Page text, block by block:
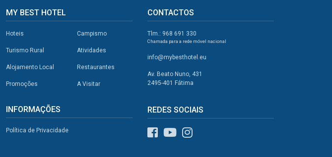
MY BEST HOTEL
Hoteis
Turismo Rural
Alojamento Local
Promoções
Campismo
Atividades
Restaurantes
A Visitar
INFORMAÇÕES
Política de Privacidade
CONTACTOS
Tlm.: 968 691 330
Chamada para a rede móvel nacional
info@mybesthotel.eu
Av. Beato Nuno, 431
2495-401 Fátima
REDES SOCIAIS